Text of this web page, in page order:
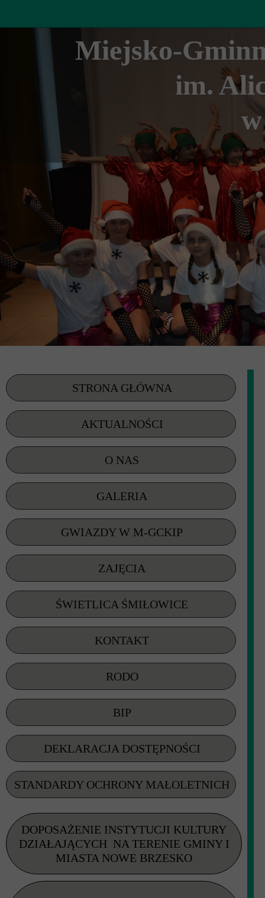
Miejsko-
im.
DOPOSAŻENIE INSTYTUCJI KULTURY
DZIAŁAJĄCYCH NA TERENIE GMINY I
MIASTA NOWE BRZESKO
STRONA GŁÓWNA
AKTUALNOŚCI
O NAS
GALERIA
GWIAZDY W M-GCKIP
ZAJĘCIA
ŚWIETLICA ŚMIŁOWICE
KONTAKT
RODO
BIP
DEKLARACJA DOSTĘPNOŚCI
STANDARDY OCHRONY MAŁOLETNICH